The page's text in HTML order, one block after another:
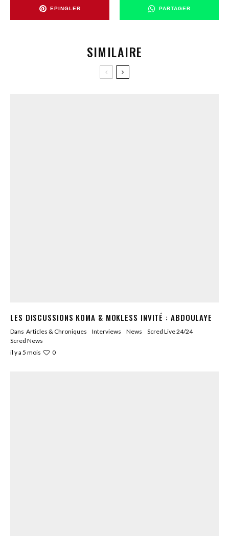
EPINGLER PARTAGER
SIMILAIRE
LES DISCUSSIONS KOMA & MOKLESS INVITÉ : ABDOULAYE
Dans Articles & Chroniques Interviews News
Scred Live 24/24
Scred News
il y a 5 mois
0